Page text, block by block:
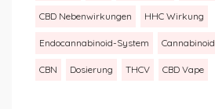
CBD Nebenwirkungen HHC Wirkung
Endocannabinoid-System Cannabinoid
CBN Dosierung THCV CBD Vape